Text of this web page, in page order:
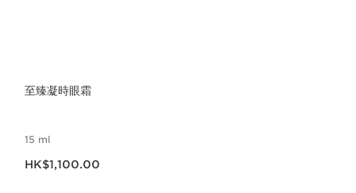
至臻凝時眼霜
15 ml
HK$1,100.00